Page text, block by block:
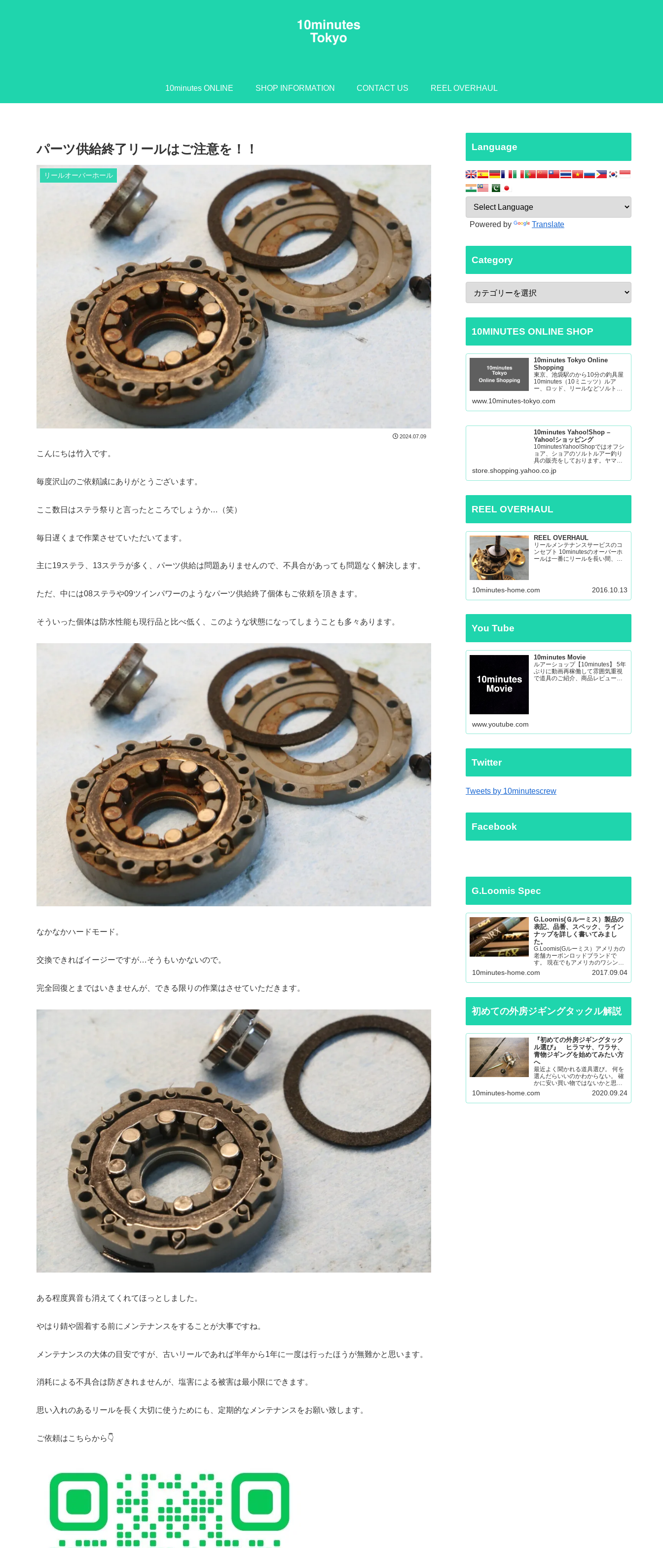
10minutes ONLINE SHOP INFORMATION CONTACT US REEL OVERHAUL
パーツ供給終了リールはご注意を！！
リールオーバーホール
2024.07.09
こんにちは竹入です。
毎度沢山のご依頼誠にありがとうございます。
ここ数日はステラ祭りと言ったところでしょうか…（笑）
毎日遅くまで作業させていただいてます。
主に19ステラ、13ステラが多く、パーツ供給は問題ありませんので、不具合があっても問題なく解決します。
ただ、中には08ステラや09ツインパワーのようなパーツ供給終了個体もご依頼を頂きます。
そういった個体は防水性能も現行品と比べ低く、このような状態になってしまうことも多々あります。
なかなかハードモード。
交換できればイージーですが…そうもいかないので。
完全回復とまではいきませんが、できる限りの作業はさせていただきます。
ある程度異音も消えてくれてほっとしました。
やはり錆や固着する前にメンテナンスをすることが大事ですね。
メンテナンスの大体の目安ですが、古いリールであれば半年から1年に一度は行ったほうが無難かと思います。
消耗による不具合は防ぎきれませんが、塩害による被害は最小限にできます。
思い入れのあるリールを長く大切に使うためにも、定期的なメンテナンスをお願い致します。
ご依頼はこちらから👇
Language
Powered by Translate
Category
10MINUTES ONLINE SHOP
10minutes Tokyo Online
Shopping
東京、池袋駅のから10分の釣具屋
10minutes（10ミニッツ）ルア
ー、ロッド、リールなどソルトゲ
えております。 Fishing Tackle
Shop in Tokyo Ikebukuro
www.10minutes-tokyo.com
10minutes Yahoo!Shop –
Yahoo!ショッピング
10minutesYahoo!Shopではオフシ
ョア、ショアのソルトルアー釣り
具の販売をしております。ヤマガ
ブランクス、ネイチャーボーイ
ズ、パッションズ、マシオな
ど:10minutes Yahoo!Shop – 通販 –
store.shopping.yahoo.co.jp
REEL OVERHAUL
REEL OVERHAUL
リールメンテナンスサービスのコ
ンセプト 10minutesのオーバーホ
ールは一番にリールを長い間、い
ルの原因はケミカルの劣化による
パーツの保護機能の...
10minutes-home.com 2016.10.13
You Tube
10minutes Movie
ルアーショップ【10minutes】 5年
ぶりに動画再稼働して雰囲気重視
で道具のご紹介、商品レビューか
www.youtube.com
Twitter
Tweets by 10minutescrew
Facebook
G.Loomis Spec
G.Loomis(Ｇルーミス）製品の
表記、品番、スペック、ライン
ナップを詳しく書いてみまし
た。
G.Loomis(Gルーミス）アメリカの
老舗カーボンロッドブランドで
す。 現在でもアメリカのワシント
ン州の工場で生産されているmade
in ＵＳＡのロッドになります。 フ
ライロッド、バスロッド、、サー
ウォール…
10minutes-home.com 2017.09.04
初めての外房ジギングタックル解説
『初めての外房ジギングタック
ル選び』 ヒラマサ、ワラサ、
青物ジギングを始めてみたい方
へ
最近よく聞かれる道具選び。 何を
選んだらいいのかわからない。 確
かに安い買い物ではないかと思い
ますので不安も大きいと思いま
す。 調べても色々な意見があると
思うので更に悩んでしまったり。
10minutes-home.com 2020.09.24